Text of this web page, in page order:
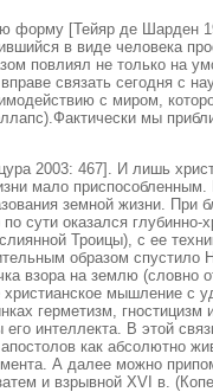
форму [Тейяр де Шарден
в виде человека
повлиял не только на
связать сегодня с
с миром,
мы
2003: 467]. И лишь
мало
земной жизни. При
сути оказался
Троицы), с ее
образом спустило
взора на землю (словно
мышление с
герметизм,
интеллекта. В этой
как абсолютно
А далее можно
и взрывной XVI в.